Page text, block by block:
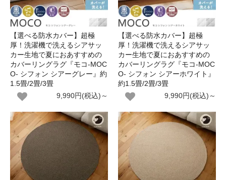
【選べる防水カバー】超極
厚！洗濯機で洗えるシアサッ
カー生地で夏におあすすめの
カバーリングラグ『モコ-MOC
O- シフォン シアーグレー』約
1.5畳/2畳/3畳
9,990円(税込)～
【選べる防水カバー】超極
厚！洗濯機で洗えるシアサッ
カー生地で夏におあすすめの
カバーリングラグ『モコ-MOC
O- シフォン シアーホワイト』
約1.5畳/2畳/3畳
9,990円(税込)～